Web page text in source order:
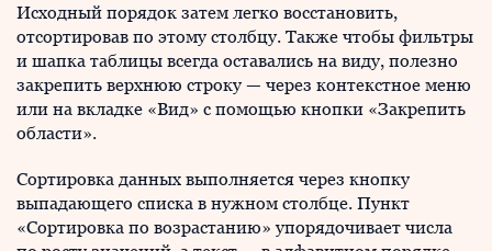
Исходный порядок затем легко восстановить,
отсортировав по этому столбцу. Также чтобы фильтры
и шапка таблицы всегда оставались на виду, полезно
закрепить верхнюю строку — через контекстное меню
или на вкладке «Вид» с помощью кнопки «Закрепить
области».
Сортировка данных выполняется через кнопку
выпадающего списка в нужном столбце. Пункт
«Сортировка по возрастанию» упорядочивает числа